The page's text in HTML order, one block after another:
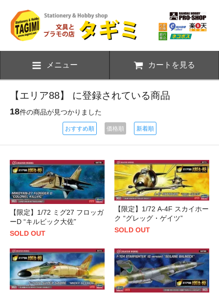
メニュー カートを見る
【エリア88】 に登録されている商品
18件の商品が見つかりました
おすすめ順 価格順 新着順
【限定】1/72 ミグ27 フロッガ
ーD “キルビック大佐”
SOLD OUT
【限定】1/72 A-4F スカイホー
ク “グレッグ・ゲイツ”
SOLD OUT